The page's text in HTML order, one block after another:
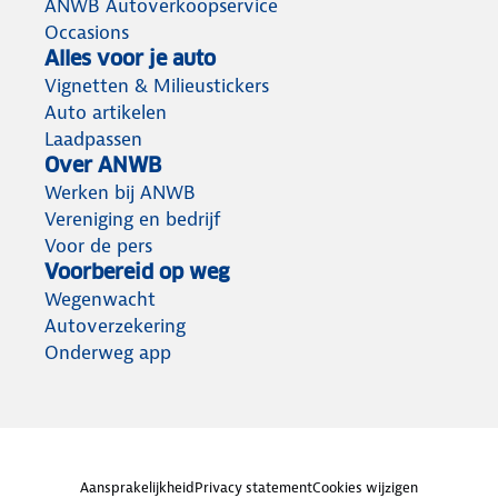
ANWB Autoverkoopservice
Occasions
Alles voor je auto
Vignetten & Milieustickers
Auto artikelen
Laadpassen
Over ANWB
Werken bij ANWB
Vereniging en bedrijf
Voor de pers
Voorbereid op weg
Wegenwacht
Autoverzekering
Onderweg app
AansprakelijkheidPrivacy statementCookies wijzigen